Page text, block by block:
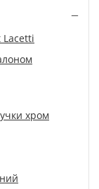
Lacetti
хром